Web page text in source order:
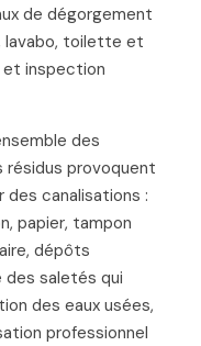
de dégorgement
lavabo, toilette et
et inspection
des
résidus provoquent
des canalisations :
papier, tampon
dépôts
des saletés qui
des eaux usées,
professionnel